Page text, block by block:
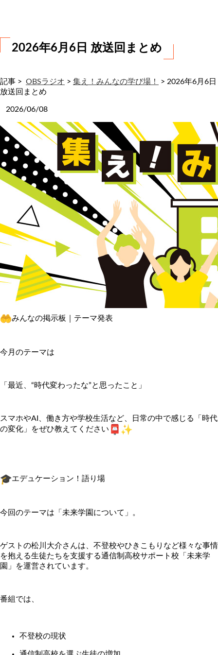
2026年6月6日 放送回まとめ
記事 > OBSラジオ > 集え！みんなの学び場！ > 2026年6月6日
放送回まとめ
2026/06/08
みんなの掲示板｜テーマ発表
今月のテーマは
「最近、“時代変わったな”と思ったこと」
スマホやAI、働き方や学校生活など、日常の中で感じる「 時代
の変化」をぜひ教えてください
エデュケーション！語り場
今回のテーマは「未来学園について」。
ゲストの松川大介さんは、 不登校やひきこもりなど様々な事情
を抱える生徒たちを支援する通信制高校サポート校「未来学
園」を運営されています。
番組では、
不登校の現状